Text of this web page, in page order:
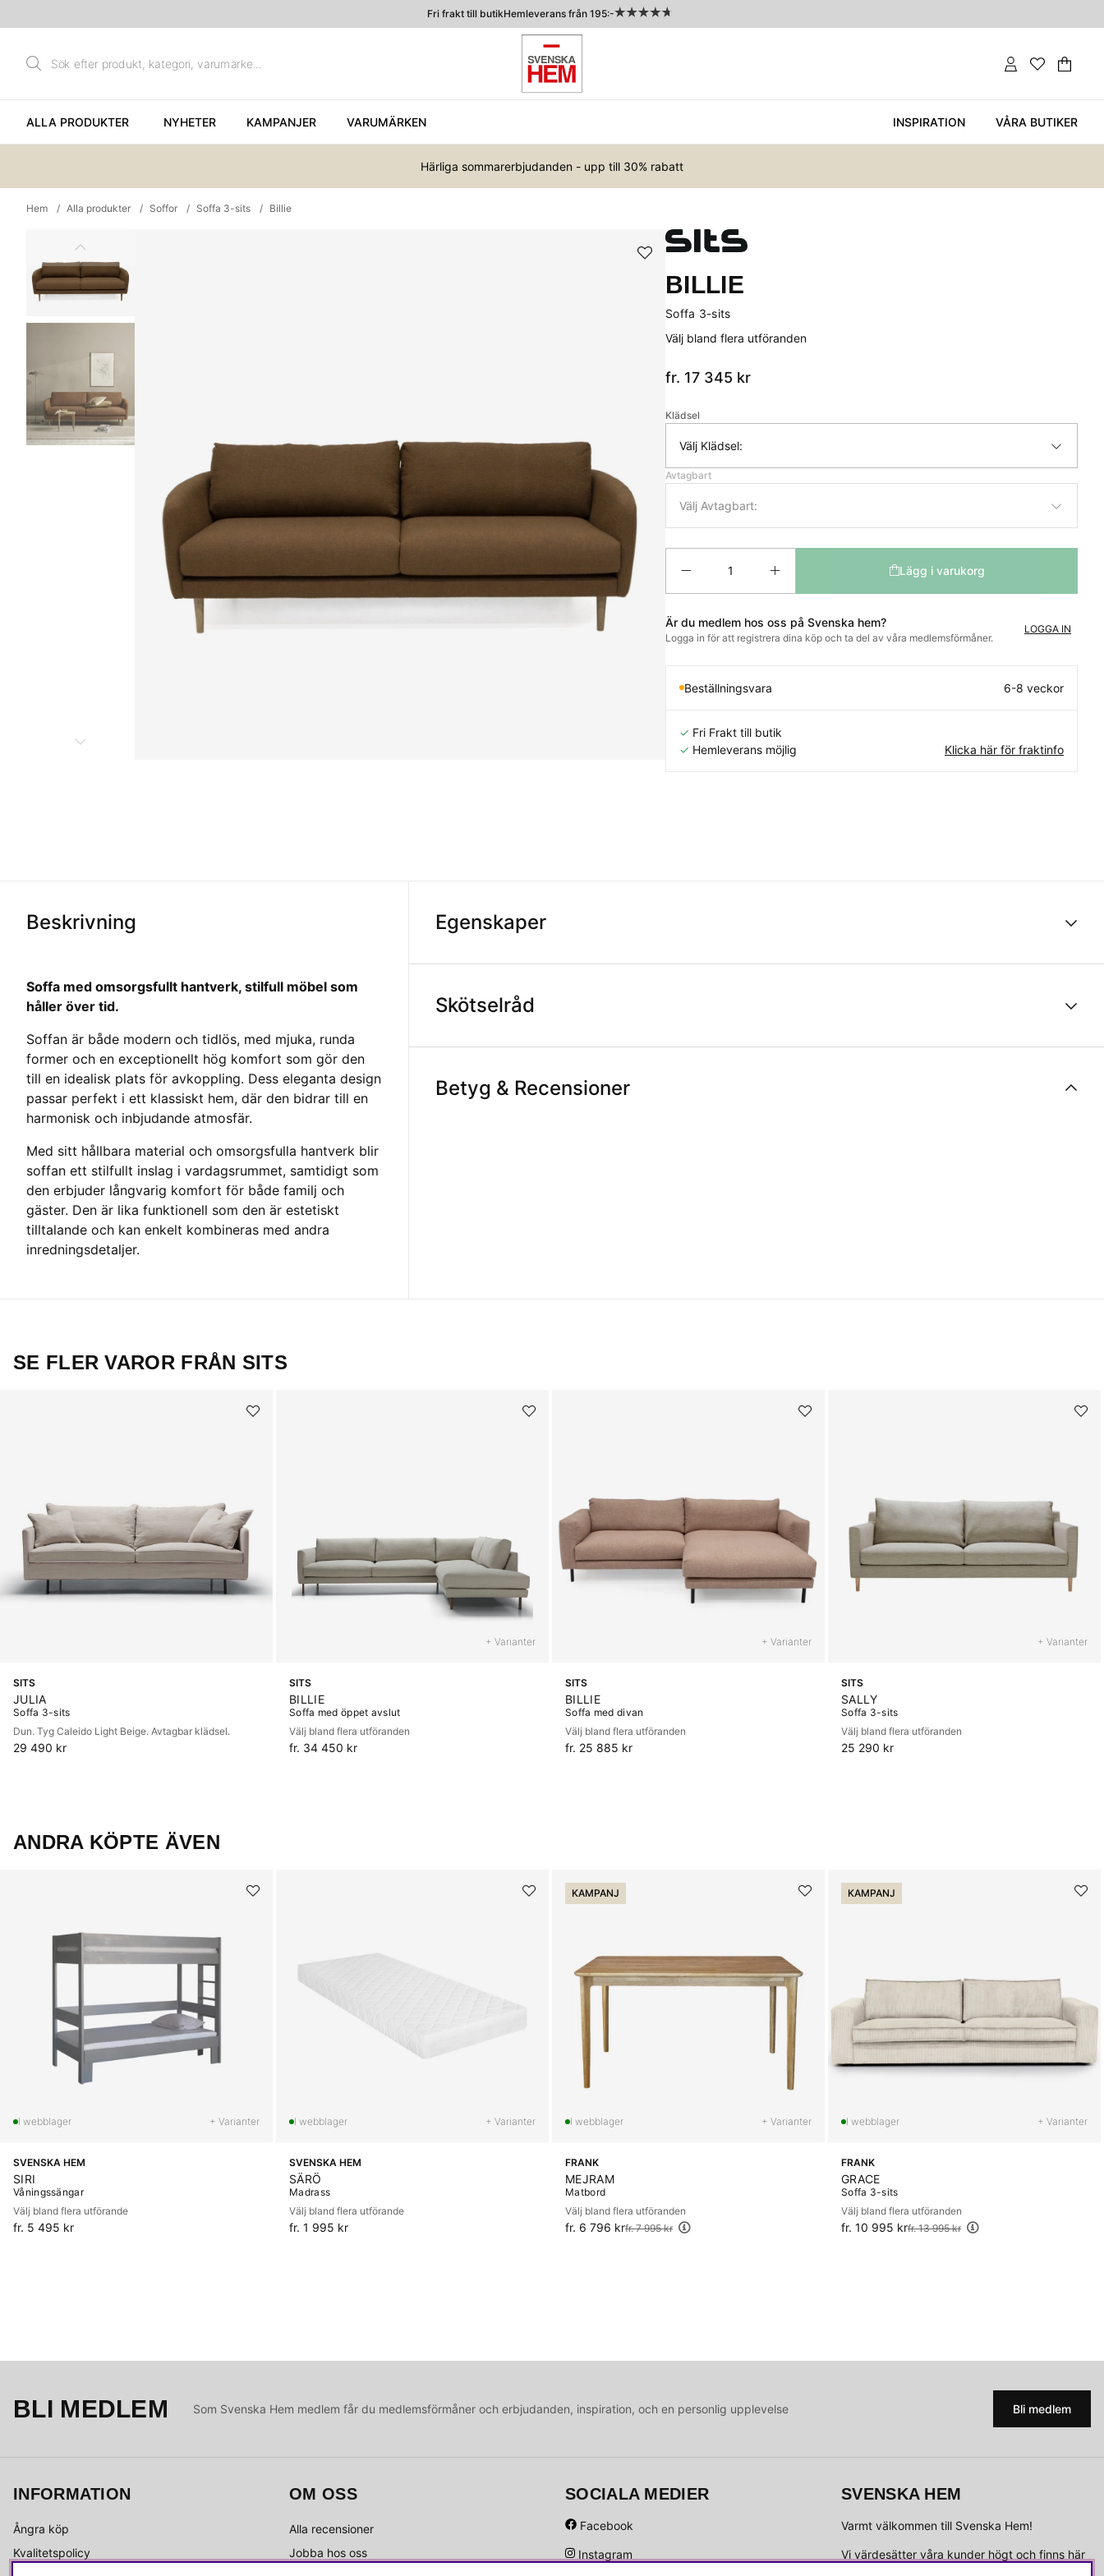
Fri frakt till butikHemleverans från 195:-
.
ALLA PRODUKTER NYHETER KAMPANJER VARUMÄRKEN INSPIRATION VÅRA BUTIKER
Härliga sommarerbjudanden - upp till 30% rabatt
Hem Alla produkter Soffor Soffa 3-sits Billie
BILLIE
Soffa 3-sits
Välj bland flera utföranden
fr. 17 345 kr
Klädsel
Välj Klädsel:
Avtagbart
Välj Avtagbart:
Lägg i varukorg
Är du medlem hos oss på Svenska hem?
Logga in för att registrera dina köp och ta del av våra medlemsförmåner.
LOGGA IN
Beställningsvara 6-8 veckor
✓ Fri Frakt till butik
✓ Hemleverans möjlig Klicka här för fraktinfo
Beskrivning
Soffa med omsorgsfullt hantverk, stilfull möbel som
håller över tid.
Soffan är både modern och tidlös, med mjuka, runda
former och en exceptionellt hög komfort som gör den
till en idealisk plats för avkoppling. Dess eleganta design
passar perfekt i ett klassiskt hem, där den bidrar till en
harmonisk och inbjudande atmosfär.
Med sitt hållbara material och omsorgsfulla hantverk blir
soffan ett stilfullt inslag i vardagsrummet, samtidigt som
den erbjuder långvarig komfort för både familj och
gäster. Den är lika funktionell som den är estetiskt
tilltalande och kan enkelt kombineras med andra
inredningsdetaljer.
Egenskaper
Skötselråd
Betyg & Recensioner
SE FLER VAROR FRÅN SITS
SITS
JULIA
Soffa 3-sits
Dun. Tyg Caleido Light Beige. Avtagbar klädsel.
29 490 kr
+ Varianter
SITS
BILLIE
Soffa med öppet avslut
Välj bland flera utföranden
fr. 34 450 kr
+ Varianter
SITS
BILLIE
Soffa med divan
Välj bland flera utföranden
fr. 25 885 kr
+ Varianter
SITS
SALLY
Soffa 3-sits
Välj bland flera utföranden
25 290 kr
ANDRA KÖPTE ÄVEN
+ Varianter
SVENSKA HEM
SIRI
Våningssängar
Välj bland flera utförande
fr. 5 495 kr
+ Varianter
SVENSKA HEM
SÄRÖ
Madrass
Välj bland flera utförande
fr. 1 995 kr
KAMPANJ
+ Varianter
FRANK
MEJRAM
Matbord
Välj bland flera utföranden
fr. 6 796 kr
Ordinarie pris:fr. 7 995 kr
KAMPANJ
+ Varianter
FRANK
GRACE
Soffa 3-sits
Välj bland flera utföranden
fr. 10 995 kr
Ordinarie pris:fr. 13 995 kr
BLI MEDLEM Som Svenska Hem medlem får du medlemsförmåner och erbjudanden, inspiration, och en personlig upplevelse Bli medlem
INFORMATION
Ångra köp
Kvalitetspolicy
OM OSS
Alla recensioner
Jobba hos oss
SOCIALA MEDIER
Facebook
Instagram
SVENSKA HEM
Varmt välkommen till Svenska Hem!
Vi värdesätter våra kunder högt och finns här